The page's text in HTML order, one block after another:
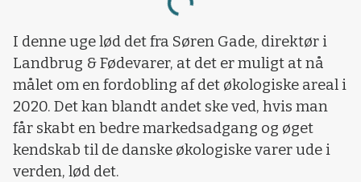
I denne uge lød det fra Søren Gade, direktør i
Landbrug & Fødevarer, at det er muligt at nå
målet om en fordobling af det økologiske areal i
2020. Det kan blandt andet ske ved, hvis man
får skabt en bedre markedsadgang og øget
kendskab til de danske økologiske varer ude i
verden, lød det.